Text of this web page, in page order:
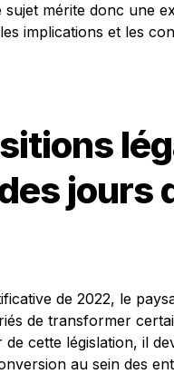
mérite donc une
implications et les
jours
de 2022, le
de transformer
cette législation, il
au sein des